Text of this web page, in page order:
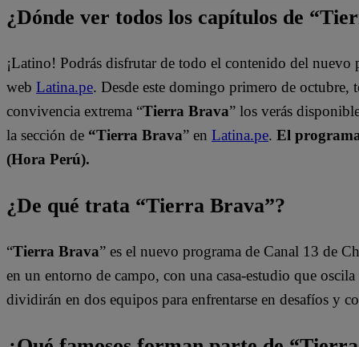
¿Dónde ver todos los capítulos de
¡Latino! Podrás disfrutar de todo el contenido del nuevo
web Latina.pe. Desde este domingo primero de
convivencia extrema “Tierra Brava” los verás
la sección de “Tierra Brava” en Latina.pe. El
(Hora Perú).
¿De qué trata “Tierra Brava”?
“Tierra Brava” es el nuevo programa de Canal 13 de
en un entorno de campo, con una casa-estudio que
dividirán en dos equipos para enfrentarse en desafíos y